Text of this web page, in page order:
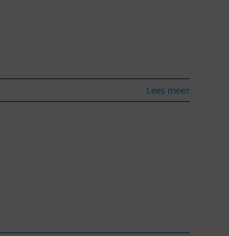
Lees meer